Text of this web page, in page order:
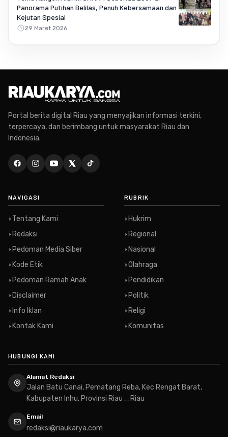
Panorama Putihan Belilas, Penuh Kebersamaan dan
Kejutan Spesial
29 Maret 2026
Portal berita digital Riau yang menyajikan informasi terkini,
terpercaya, dan berimbang untuk masyarakat Riau dan
Indonesia.
NAVIGASI
Tentang Kami
Redaksi
Pedoman Media Siber
Kode Etik
Pedoman Ramah Anak
Disclaimer
Info Iklan
Kontak Kami
RUBRIK
Hukrim
Regional
Nasional
Olahraga
Pendidikan
Politik
Religi
Komunitas
HUBUNGI KAMI
Alamat Redaksi
Jalan Batu Canai, Pematang Reba, Kec Rengat Barat,
Kabupaten Inhu, Provinsi Riau , , Riau
Email
redaksi@riaukarya.com